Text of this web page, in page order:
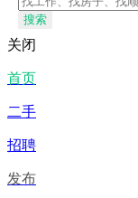
搜索
关闭
首页
二手
招聘
发布